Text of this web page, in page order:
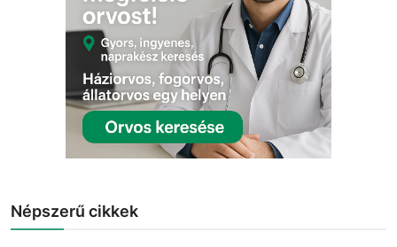
Népszerű cikkek